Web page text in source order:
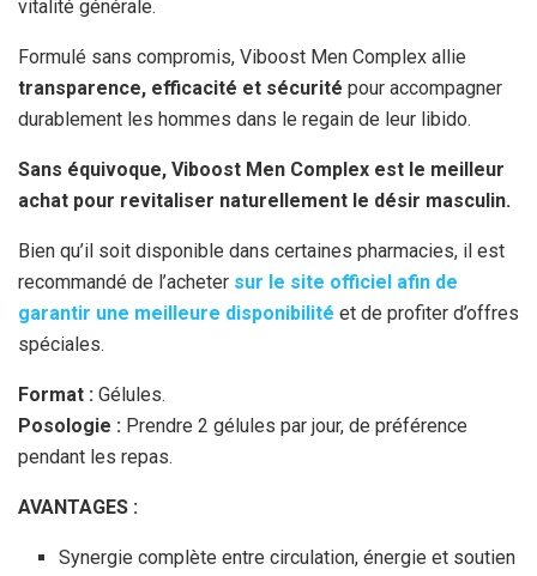
vitalité générale.
Formulé sans compromis, Viboost Men Complex allie
transparence, efficacité et sécurité pour accompagner
durablement les hommes dans le regain de leur libido.
Sans équivoque, Viboost Men Complex est le meilleur
achat pour revitaliser naturellement le désir masculin.
Bien qu’il soit disponible dans certaines pharmacies, il est
recommandé de l’acheter sur le site officiel afin de
garantir une meilleure disponibilité et de profiter d’offres
spéciales.
Format : Gélules.
Posologie : Prendre 2 gélules par jour, de préférence
pendant les repas.
AVANTAGES :
Synergie complète entre circulation, énergie et soutien